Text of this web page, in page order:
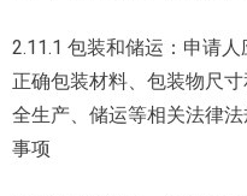
2.11.1 包装和储运：申请
正确包装材料、包装物尺
全生产、储运等相关法律
事项